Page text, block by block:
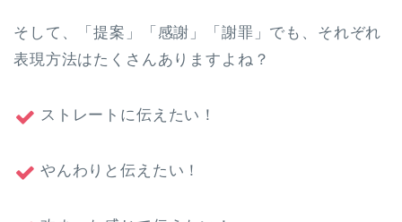
そして、「提案」「感謝」「謝罪」でも、それぞれ
表現方法はたくさんありますよね？
ストレートに伝えたい！
やんわりと伝えたい！